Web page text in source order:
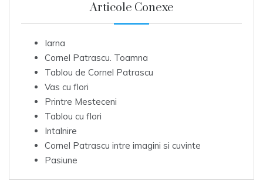
Articole Conexe
Iarna
Cornel Patrascu. Toamna
Tablou de Cornel Patrascu
Vas cu flori
Printre Mesteceni
Tablou cu flori
Intalnire
Cornel Patrascu intre imagini si cuvinte
Pasiune